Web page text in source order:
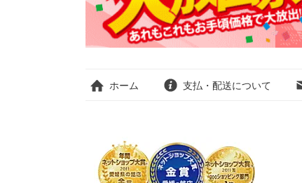
ホーム 支払・配送について